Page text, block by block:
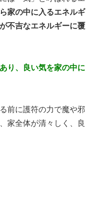
家の中に入るエネルギ
不吉なエネルギーに覆
り、良い気を家の中に
前に護符の力で魔や邪
家全体が清々しく、良